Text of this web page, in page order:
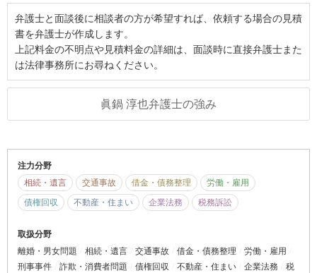
弁護士と面談後に相談者の方が希望すれば、依頼する場合の見積
書を弁護士が作成します。
上記料金の不明点や見積料金の詳細は、面談時に直接弁護士また
は法律事務所にお尋ねください。
眞鍋 淳也弁護士の強み
注力分野
相続・遺言
交通事故 借金・債務整理
労働・雇用
債権回収
不動産・住まい 企業法務 税務訴訟
取扱分野
離婚・男女問題
相続・遺言 交通事故 借金・債務整理
労働・雇用
刑事事件
詐欺・消費者問題 債権回収 不動産・住まい 企業法務
税